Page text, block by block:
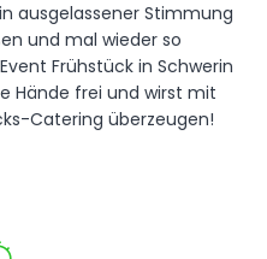
ausgelassener Stimmung
und mal wieder so
Frühstück in Schwerin
Hände frei und wirst mit
Catering überzeugen!